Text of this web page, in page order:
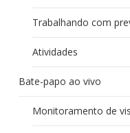
Trabalhando com
Atividades
Bate-papo ao vivo
Monitoramento de